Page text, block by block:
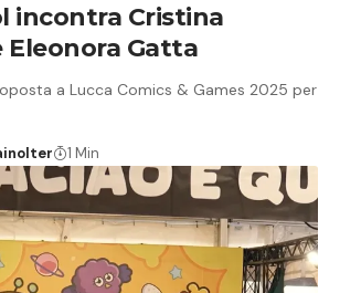
incontra Cristina
Eleonora Gatta
a Lucca Comics & Games 2025 per
1 Min